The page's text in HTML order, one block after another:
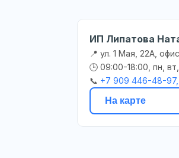
ИП Липатова
📍 ул. 1 Мая, 22А,
🕒 09:00-18:00, пн,
📞 +7 909 446-48-
На карте